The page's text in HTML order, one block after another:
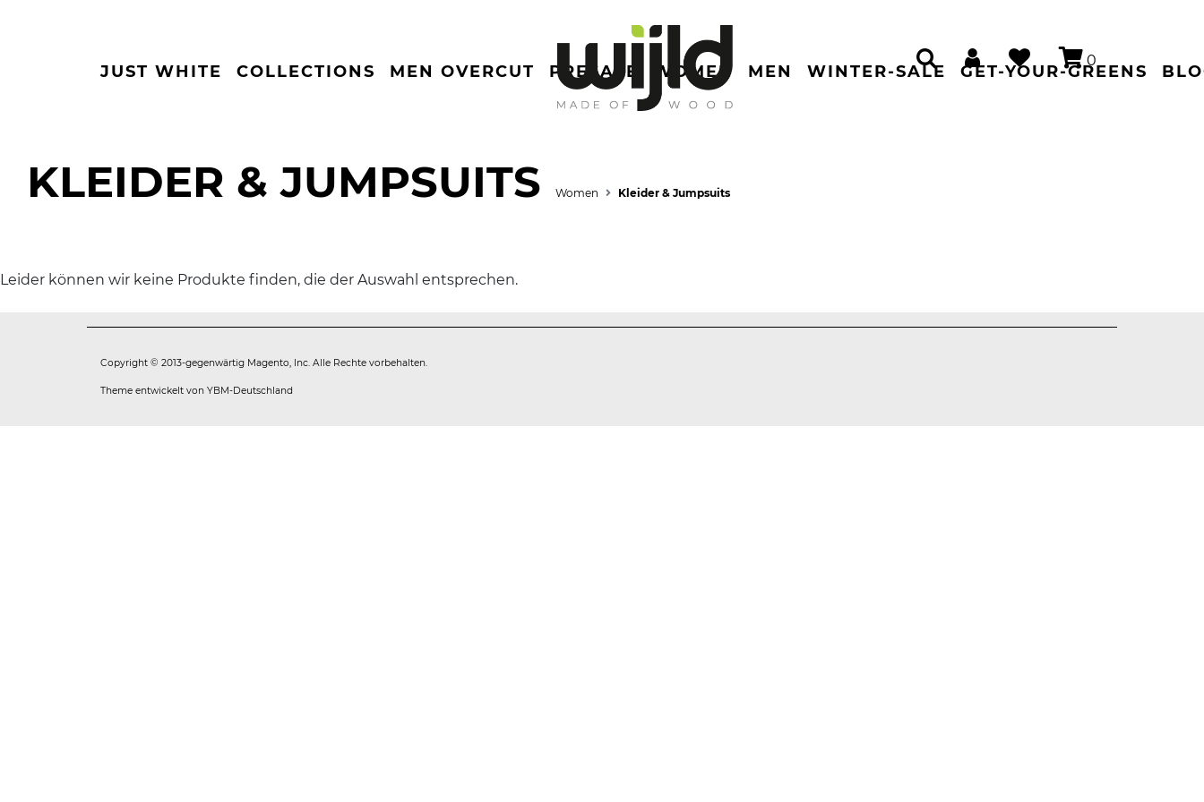
0
JUST WHITE COLLECTIONS MEN OVERCUT PRESALE WOMEN MEN WINTER-SALE GET-YOUR-GREENS
KLEIDER & JUMPSUITS Women Kleider & Jumpsuits
Leider können wir keine Produkte finden, die der Auswahl entsprechen.
Copyright © 2013-gegenwärtig Magento, Inc. Alle Rechte vorbehalten.
Theme entwickelt von YBM-Deutschland